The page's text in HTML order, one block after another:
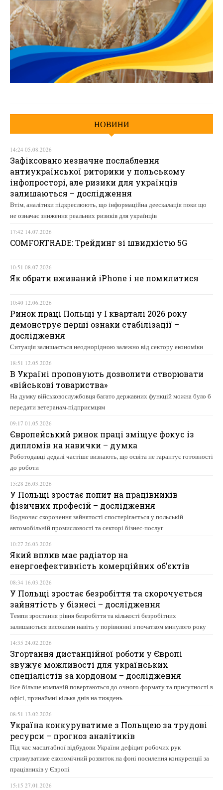
НОВИНИ
14:24 05.08.2026
Зафіксовано незначне послаблення
антиукраїнської риторики у польському
інфопросторі, але ризики для українців
залишаються – дослідження
Втім, аналітики підкреслюють, що інформаційна деескалація поки що
не означає зниження реальних ризиків для українців
17:42 14.07.2026
COMFORTRADE: Трейдинг зі швидкістю 5G
10:51 08.07.2026
Як обрати вживаний iPhone і не помилитися
10:40 12.06.2026
Ринок праці Польщі у І кварталі 2026 року
демонструє перші ознаки стабілізації –
дослідження
Ситуація залишається неоднорідною залежно від сектору економіки
18:51 12.05.2026
В Україні пропонують дозволити створювати
«військові товариства»
На думку військовослужбовця багато державних функцій можна було б
передати ветеранам-підприємцям
09:17 01.05.2026
Європейський ринок праці зміщує фокус із
дипломів на навички – думка
Роботодавці дедалі частіше визнають, що освіта не гарантує готовності
до роботи
15:28 26.03.2026
У Польщі зростає попит на працівників
фізичних професій – дослідження
Водночас скорочення зайнятості спостерігається у польській
автомобільній промисловості та секторі бізнес-послуг
10:27 26.03.2026
Який вплив має радіатор на
енергоефективність комерційних об’єктів
08:34 16.03.2026
У Польщі зростає безробіття та скорочується
зайнятість у бізнесі – дослідження
Темпи зростання рівня безробіття та кількості безробітних
залишаються високими навіть у порівнянні з початком минулого року
14:35 24.02.2026
Згортання дистанційної роботи у Європі
звужує можливості для українських
спеціалістів за кордоном – дослідження
Все більше компаній повертаються до очного формату та присутності в
офісі, принаймні кілька днів на тиждень
08:51 13.02.2026
Україна конкуруватиме з Польщею за трудові
ресурси – прогноз аналітиків
Під час масштабної відбудови України дефіцит робочих рук
стримуватиме економічний розвиток на фоні посилення конкуренції за
працівників у Європі
15:15 27.01.2026